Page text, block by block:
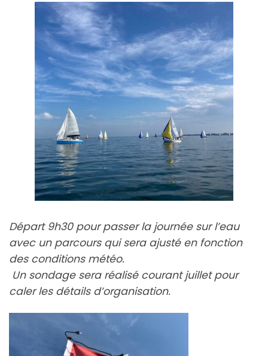
Départ 9h30 pour passer la journée sur l’eau
avec un parcours qui sera ajusté en fonction
des conditions météo.
Un sondage sera réalisé courant juillet pour
calerles détails d’organisation.